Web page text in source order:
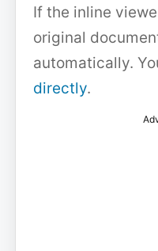
If the inline
original
automatically.
directly.